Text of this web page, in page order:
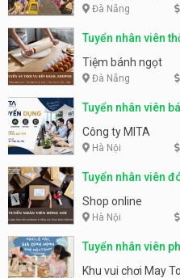
Đà Nẵng
Tuyển nhân viên
Tiệm bánh ngọt
Đà Nẵng
Tuyển nhân viên
parttime, fulltime
Công ty MITA
Hà Nội
Tuyển nhân viên
Shop online
Hà Nội
Tuyển nhân viên
động
Khu vui chơi May